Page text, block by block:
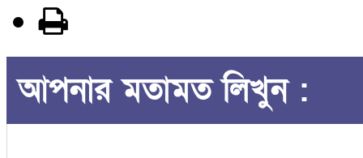
আপনার মতামত লিখুন :